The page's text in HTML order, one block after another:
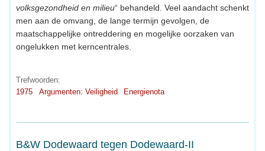
volksgezondheid en milieu“ behandeld. Veel aandacht schenkt
men aan de omvang, de lange termijn gevolgen, de
maatschappelijke ontreddering en mogelijke oorzaken van
ongelukken met kerncentrales.
Trefwoorden:
1975
Argumenten: Veiligheid Energienota
B&W Dodewaard tegen Dodewaard-II